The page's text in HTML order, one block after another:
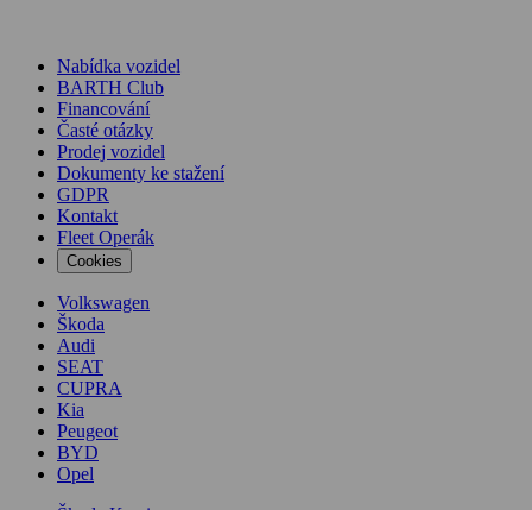
Nabídka vozidel
BARTH Club
Financování
Časté otázky
Prodej vozidel
Dokumenty ke stažení
GDPR
Kontakt
Fleet Operák
Cookies
Volkswagen
Škoda
Audi
SEAT
CUPRA
Kia
Peugeot
BYD
Opel